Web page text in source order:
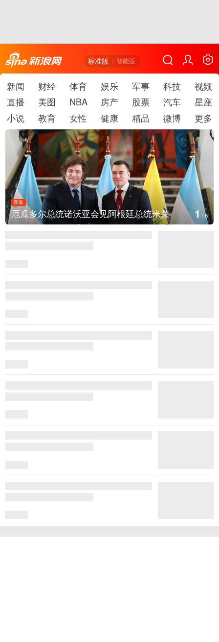
标准版 智能版
新闻 财经 体育 娱乐 军事 科技
视频
直播
美图 NBA 房产 股票 汽车
星座
小说
教育 女性 健康 精品 微博 更多
图集
厄瓜多尔总统诺沃亚会见阿根廷总统米莱 1/6